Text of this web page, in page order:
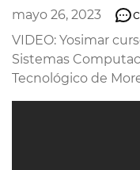
mayo 26, 2023
VIDEO: Yosimar
Sistemas
Tecnológico de